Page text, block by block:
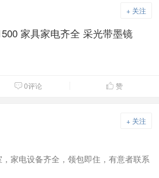
+ 关注
家具家电齐全 采光带墨镜
 0评论  赞
+ 关注
家电设备齐全，领包即住，有意者联系